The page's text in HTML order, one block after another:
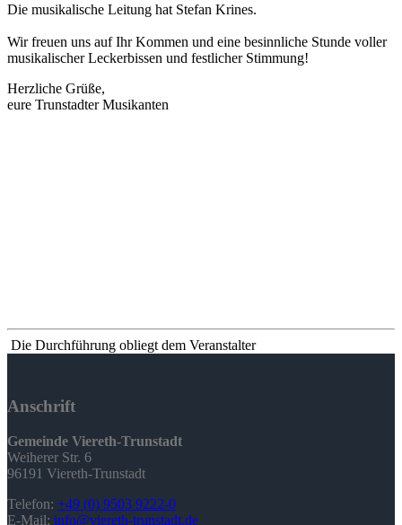
Die musikalische Leitung hat Stefan Krines.
Wir freuen uns auf Ihr Kommen und eine besinnliche Stunde voller
musikalischer Leckerbissen und festlicher Stimmung!
Herzliche Grüße,
eure Trunstadter Musikanten
Die Durchführung obliegt dem Veranstalter
Anschrift
Gemeinde Viereth-Trunstadt
Weiherer Str. 6
96191 Viereth-Trunstadt
Telefon: +49 (0) 9503 9222-0
E-Mail: info@viereth-trunstadt.de